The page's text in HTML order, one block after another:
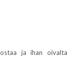
ja ihan oivalta